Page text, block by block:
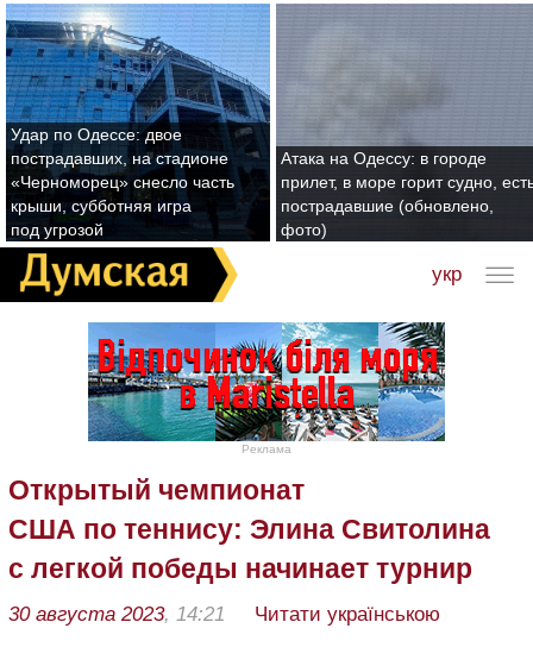
Удар по Одессе: двое
пострадавших, на стадионе
«Черноморец» снесло часть
крыши, субботняя игра
под угрозой
Атака на Одессу: в городе
прилет, в море горит судно,
пострадавшие (обновлено,
фото)
укр
Реклама
Открытый чемпионат
США по теннису: Элина Свитолина
с легкой победы начинает турнир
30 августа 2023, 14:21 Читати українською